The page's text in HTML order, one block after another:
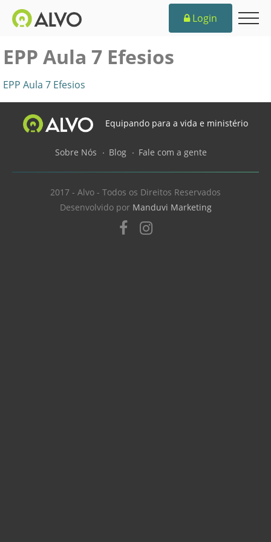
Login
EPP Aula 7 Efesios
EPP Aula 7 Efesios
Equipando para a vida e ministério
Sobre Nós Blog Fale com a gente
2017 - Alvo - Todos os Direitos Reservados
Desenvolvido por Manduvi Marketing